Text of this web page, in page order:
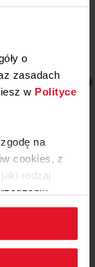
o
zasadach
w Polityce
na
cookies, z
rodzaj
przez Ciebie